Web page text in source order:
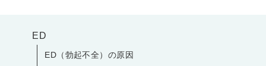
ED
ED（勃起不全）の原因